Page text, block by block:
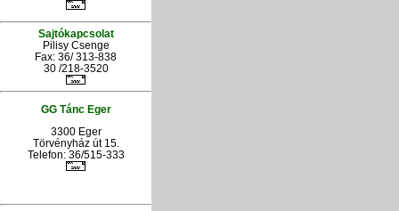
Sajtókapcsolat
Pilisy Csenge
Fax: 36/ 313-838
30 /218-3520
GG Tánc Eger
3300 Eger
Törvényház út 15.
Telefon: 36/515-333